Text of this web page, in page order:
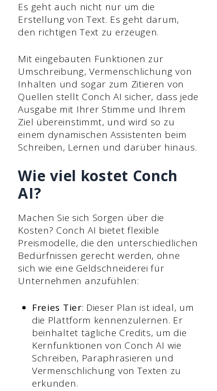
Es geht auch nicht nur um die
Erstellung von Text. Es geht darum,
den richtigen Text zu erzeugen.
Mit eingebauten Funktionen zur
Umschreibung, Vermenschlichung von
Inhalten und sogar zum Zitieren von
Quellen stellt Conch AI sicher, dass jede
Ausgabe mit Ihrer Stimme und Ihrem
Ziel übereinstimmt, und wird so zu
einem dynamischen Assistenten beim
Schreiben, Lernen und darüber hinaus.
Wie viel kostet Conch
AI?
Machen Sie sich Sorgen über die
Kosten? Conch AI bietet flexible
Preismodelle, die den unterschiedlichen
Bedürfnissen gerecht werden, ohne
sich wie eine Geldschneiderei für
Unternehmen anzufühlen:
Freies Tier: Dieser Plan ist ideal, um
die Plattform kennenzulernen. Er
beinhaltet tägliche Credits, um die
Kernfunktionen von Conch AI wie
Schreiben, Paraphrasieren und
Vermenschlichung von Texten zu
erkunden.